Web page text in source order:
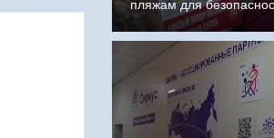
пляжам для